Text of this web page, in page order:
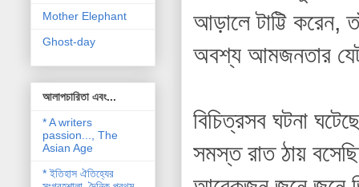
আড়ালে টাট্টি করেন,
অবশ্য আমজনতার
বিচিত্রসব ঘটনা
সমস্ত রাত ঠায়
Mother Elephant
Ghost-day
আলাপচারিতা এবং...
* A writers
passion..., The
Asian Age
* ইতিহাস ঐতিহ্যের